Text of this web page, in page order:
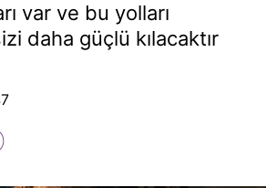
var ve bu yolları
daha güçlü kılacaktır